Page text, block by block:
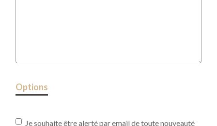
Options
Je souhaite être alerté par email de toute nouveauté